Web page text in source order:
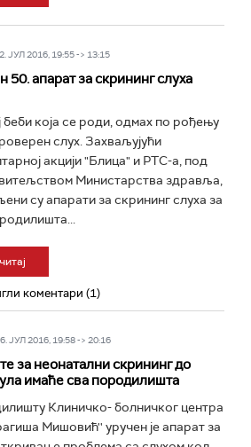
ЈУЛ 2016, 19:55 -> 13:15
50. апарат за скрининг слуха
беби која се роди, одмах по рођењу
слух. Захваљујући
акцији "Блица" и РТС-а, под
Министарства здравља,
су апарати за скрининг слуха за
коментари (1)
ЈУЛ 2016, 19:58 -> 20:16
за неонатални скрининг до
имаће сва породилишта
Клиничко- болничког центра
Мишовић'' уручен је апарат за